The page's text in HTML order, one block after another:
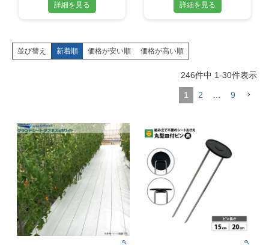
詳細を見る 詳細を見る
並び替え 新着順 価格が安い順 価格が高い順
246件中 1-30件表示
1 2 9